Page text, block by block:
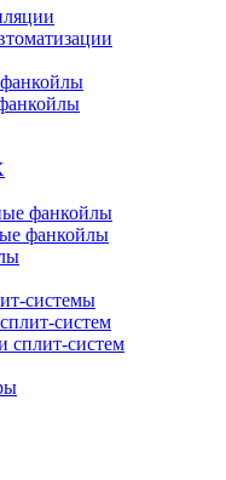
фанкойлы
фанкойлы
системы
систем
сплит-систем